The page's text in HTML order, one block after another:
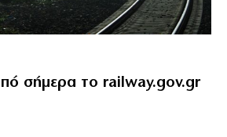
σήμερα το railway.gov.gr